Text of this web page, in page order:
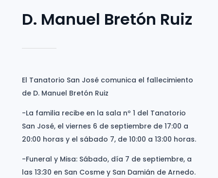
D. Manuel Bretón Ruiz
El Tanatorio San José comunica el fallecimiento
de D. Manuel Bretón Ruiz
-La familia recibe en la sala nº 1 del Tanatorio
San José, el viernes 6 de septiembre de 17:00 a
20:00 horas y el sábado 7, de 10:00 a 13:00 horas.
-Funeral y Misa: Sábado, día 7 de septiembre, a
las 13:30 en San Cosme y San Damián de Arnedo.